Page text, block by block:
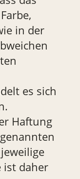
in der
es sich
Haftung
ist daher